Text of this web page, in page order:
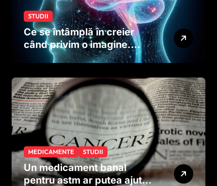
STUDII
Ce se întâmplă în creier
când privim o imagine.
Studiul care explică rolul
MEDICAMENTE STUDII
Un medicament banal
pentru astm ar putea ajuta